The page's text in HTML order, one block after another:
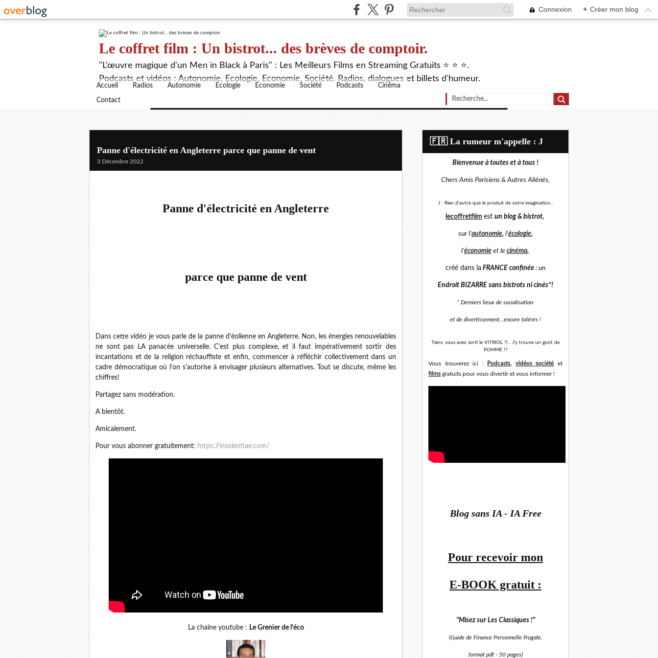
Connexion + Créer mon blog
Le coffret film : Un bistrot... des brèves de comptoir.
"L’œuvre magique d'un Men in Black à Paris" : Les Meilleurs Films en Streaming Gratuits ⭐ ⭐ ⭐.
Podcasts et vidéos : Autonomie, Ecologie, Economie, Société. Radios, dialogues et billets d'humeur.
Accueil Radios Autonomie Ecologie Economie Société Podcasts Cinéma
Contact
Panne d'électricité en Angleterre parce que panne de vent
3 Décembre 2022
Panne d'électricité en Angleterre
parce que panne de vent
Dans cette vidéo je vous parle de la panne d'éolienne en Angleterre. Non, les énergies renouvelables
ne sont pas LA panacée universelle. C'est plus complexe, et il faut impérativement sortir des
incantations et de la religion réchauffiste et enfin, commencer à réfléchir collectivement dans un
cadre démocratique où l'on s'autorise à envisager plusieurs alternatives. Tout se discute, même les
chiffres!
Partagez sans modération.
A bientôt.
Amicalement.
Pour vous abonner gratuitement: https://insolentiae.com/
La chaine youtube : Le Grenier de l'éco
​🇫🇷​ La rumeur m'appelle : J
Bienvenue à toutes et à tous !
Chers Amis Parisiens &Autres Aliénés,
J : Rien d'autre que le produit de votre imagination...
lecoffretfilm est un blog & bistrot,
sur l'autonomie, l'écologie,
l'économie et le cinéma,
créé dans la FRANCE confinée : un
Endroit BIZARRE sans bistrots ni cinés*!
* Derniers lieux de socialisation
et de divertissement... encore tolérés !
Tiens, vous avez sorti le VITRIOL ?!... J'y trouve un goût de
POMME !?
Vous trouverez ici : Podcasts, vidéos société et
films gratuits pour vous divertir et vous informer !
Blog sans IA - IA Free
Pour recevoir mon
E-BOOK gratuit :
"Misez sur Les Classiques !"
(Guide de Finance Personnelle Frugale,
format pdf - 50 pages)